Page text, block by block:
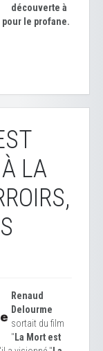
découverte à
le profane.
LA
Renaud
Delourme
sortait du film
" La Mort est